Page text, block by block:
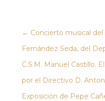
← Concierto musical
Fernández Seda, del
C.S.M. Manuel Castillo.
por el Directivo D.
Exposición de Pepe